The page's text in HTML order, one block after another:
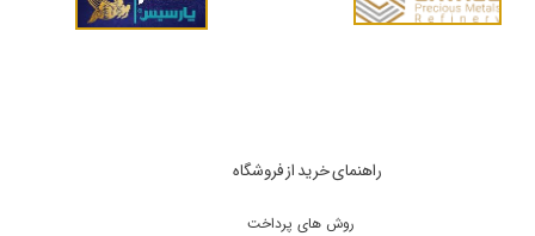
روش های پرداخت
راهنمای خرید از فروشگاه